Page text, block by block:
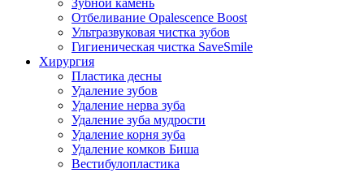
Зубной камень
Отбеливание Opalescence Boost
Ультразвуковая чистка зубов
Гигиеническая чистка SaveSmile
Хирургия
Пластика десны
Удаление зубов
Удаление нерва зуба
Удаление зуба мудрости
Удаление корня зуба
Удаление комков Биша
Вестибулопластика